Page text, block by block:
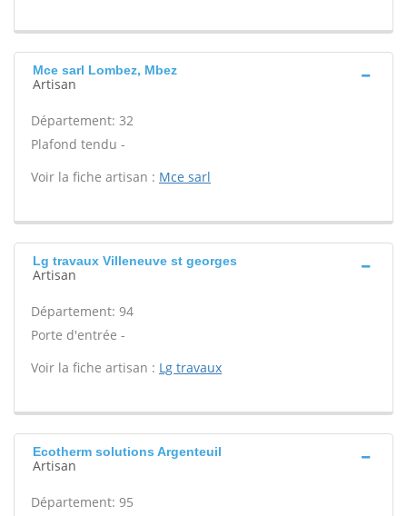
Mce sarl Lombez, Mbez
Artisan
Département: 32
Plafond tendu -
Voir la fiche artisan : Mce sarl
Lg travaux Villeneuve st georges
Artisan
Département: 94
Porte d'entrée -
Voir la fiche artisan : Lg travaux
Ecotherm solutions Argenteuil
Artisan
Département: 95